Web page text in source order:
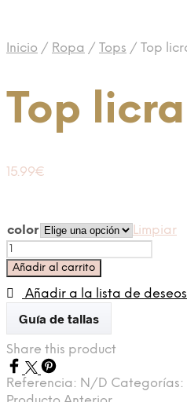
Inicio / Ropa / Tops / Top
Top
15.99€
color
Limpiar
Top
licra
cuello
cantidad
Añadir al carrito
Añadir a la lista de deseos
Guía de tallas
Share this product
Referencia: N/D Categorías: